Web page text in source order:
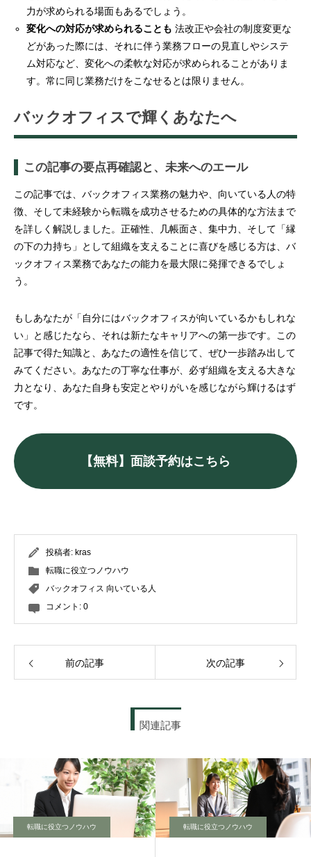
力が求められる場面もあるでしょう。
変化への対応が求められることも 法改正や会社の制度変更な
どがあった際には、それに伴う業務フローの見直しやシステ
ム対応など、変化への柔軟な対応が求められることがありま
す。常に同じ業務だけをこなせるとは限りません。
バックオフィスで輝くあなたへ
この記事の要点再確認と、未来へのエール
この記事では、バックオフィス業務の魅力や、向いている人の特
徴、そして未経験から転職を成功させるための具体的な方法まで
を詳しく解説しました。正確性、几帳面さ、集中力、そして「縁
の下の力持ち」として組織を支えることに喜びを感じる方は、バ
ックオフィス業務であなたの能力を最大限に発揮できるでしょ
う。
もしあなたが「自分にはバックオフィスが向いているかもしれな
い」と感じたなら、それは新たなキャリアへの第一歩です。この
記事で得た知識と、あなたの適性を信じて、ぜひ一歩踏み出して
みてください。あなたの丁寧な仕事が、必ず組織を支える大きな
力となり、あなた自身も安定とやりがいを感じながら輝けるはず
です。
【無料】面談予約はこちら
投稿者: kras
転職に役立つノウハウ
バックオフィス 向いている人
コメント: 0
前の記事 次の記事
関連記事
転職に役立つノウハウ 転職に役立つノウハウ